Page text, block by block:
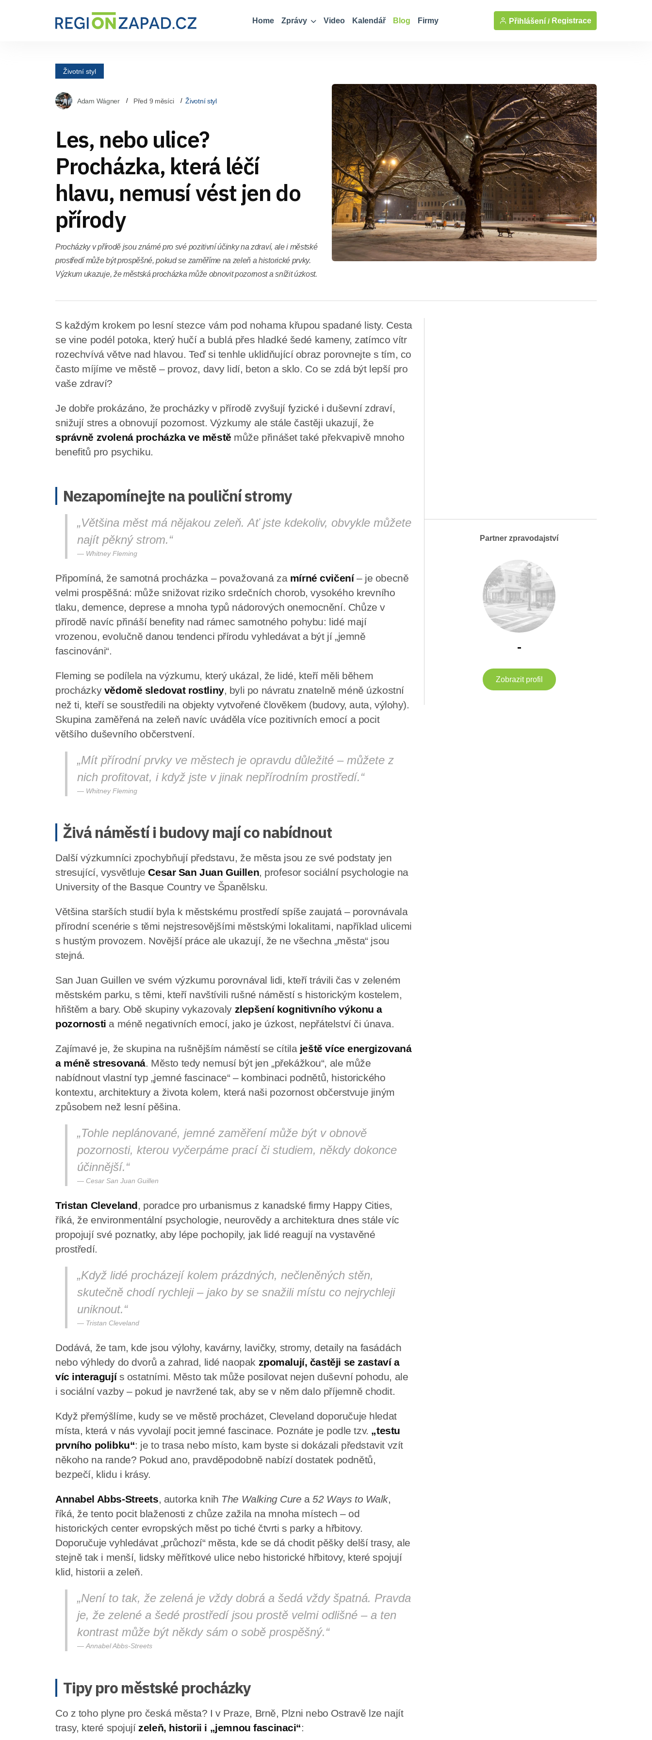
Home Zprávy Video Kalendář Blog Firmy Přihlášení / Registrace
Životní styl
Adam Wágner Před 9 měsíci Životní styl
Les, nebo ulice?
Procházka, která léčí
hlavu, nemusí vést jen do
přírody
Procházky v přírodě jsou známé pro své pozitivní účinky na zdraví, ale i městské
prostředí může být prospěšné, pokud se zaměříme na zeleň a historické prvky.
Výzkum ukazuje, že městská procházka může obnovit pozornost a snížit úzkost.
S každým krokem po lesní stezce vám pod nohama křupou spadané listy. Cesta
se vine podél potoka, který hučí a bublá přes hladké šedé kameny, zatímco vítr
rozechvívá větve nad hlavou. Teď si tenhle uklidňující obraz porovnejte s tím, co
často míjíme ve městě – provoz, davy lidí, beton a sklo. Co se zdá být lepší pro
vaše zdraví?
Je dobře prokázáno, že procházky v přírodě zvyšují fyzické i duševní zdraví,
snižují stres a obnovují pozornost. Výzkumy ale stále častěji ukazují, že
správně zvolená procházka ve městě může přinášet také překvapivě mnoho
benefitů pro psychiku.
Nezapomínejte na pouliční stromy
„Většina měst má nějakou zeleň. Ať jste kdekoliv, obvykle můžete
najít pěkný strom.“
Whitney Fleming
Připomíná, že samotná procházka – považovaná za mírné cvičení– je obecně
velmi prospěšná: může snižovat riziko srdečních chorob, vysokého krevního
tlaku, demence, deprese a mnoha typů nádorových onemocnění. Chůze v
přírodě navíc přináší benefity nad rámec samotného pohybu: lidé mají
vrozenou, evolučně danou tendenci přírodu vyhledávat a být jí „jemně
fascinováni“.
Fleming se podílela na výzkumu, který ukázal, že lidé, kteří měli během
procházky vědomě sledovat rostliny, byli po návratu znatelně méně úzkostní
než ti, kteří se soustředili na objekty vytvořené člověkem (budovy, auta, výlohy).
Skupina zaměřená na zeleň navíc uváděla více pozitivních emocí a pocit
většího duševního občerstvení.
„Mít přírodní prvky ve městech je opravdu důležité – můžete z
nich profitovat, i když jste v jinak nepřírodním prostředí.“
Whitney Fleming
Živá náměstí i budovy mají co nabídnout
Další výzkumníci zpochybňují představu, že města jsou ze své podstaty jen
stresující, vysvětlujeCesar San Juan Guillen, profesor sociální psychologie na
University of the Basque Country ve Španělsku.
Většina starších studií byla k městskému prostředí spíše zaujatá – porovnávala
přírodní scenérie s těmi nejstresovějšími městskými lokalitami, například ulicemi
s hustým provozem. Novější práce ale ukazují, že ne všechna „města“ jsou
stejná.
San Juan Guillen ve svém výzkumu porovnával lidi, kteří trávili čas v zeleném
městském parku, s těmi, kteří navštívili rušné náměstí s historickým kostelem,
hřištěm a bary. Obě skupiny vykazovaly zlepšení kognitivního výkonu a
pozornosti a méně negativních emocí, jako je úzkost, nepřátelství či únava.
Zajímavé je, že skupina na rušnějším náměstí se cítila ještě více energizovaná
a méně stresovaná. Město tedy nemusí být jen „překážkou“, ale může
nabídnout vlastní typ „jemné fascinace“ – kombinaci podnětů, historického
kontextu, architektury a života kolem, která naši pozornost občerstvuje jiným
způsobem než lesní pěšina.
„Tohle neplánované, jemné zaměření může být v obnově
pozornosti, kterou vyčerpáme prací či studiem, někdy dokonce
účinnější.“
Cesar San Juan Guillen
Tristan Cleveland, poradce pro urbanismus z kanadské firmy Happy Cities,
říká, že environmentální psychologie, neurovědy a architektura dnes stále víc
propojují své poznatky, aby lépe pochopily, jak lidé reagují na vystavěné
prostředí.
„Když lidé procházejí kolem prázdných, nečleněných stěn,
skutečně chodí rychleji – jako by se snažili místu co nejrychleji
uniknout.“
Tristan Cleveland
Dodává, že tam, kde jsou výlohy, kavárny, lavičky, stromy, detaily na fasádách
nebo výhledy do dvorů a zahrad, lidé naopak zpomalují, častěji se zastaví a
víc interagujís ostatními. Město tak může posilovat nejen duševní pohodu, ale
i sociální vazby – pokud je navržené tak, aby se v něm dalo příjemně chodit.
Když přemýšlíme, kudy se ve městě procházet, Cleveland doporučuje hledat
místa, která v nás vyvolají pocit jemné fascinace. Poznáte je podle tzv. „testu
prvního polibku“: je to trasa nebo místo, kam byste si dokázali představit vzít
někoho na rande? Pokud ano, pravděpodobně nabízí dostatek podnětů,
bezpečí, klidu i krásy.
Annabel Abbs-Streets, autorka knih The Walking Cure a52 Ways to Walk,
říká, že tento pocit blaženosti z chůze zažila na mnoha místech – od
historických center evropských měst po tiché čtvrti s parky a hřbitovy.
Doporučuje vyhledávat „průchozí“ města, kde se dá chodit pěšky delší trasy, ale
stejně tak i menší, lidsky měřítkové ulice nebo historické hřbitovy, které spojují
klid, historii a zeleň.
„Není to tak, že zelená je vždy dobrá a šedá vždy špatná. Pravda
je, že zelené a šedé prostředí jsou prostě velmi odlišné – a ten
kontrast může být někdy sám o sobě prospěšný.“
Annabel Abbs-Streets
Tipy pro městské procházky
Co z toho plyne pro česká města? I v Praze, Brně, Plzni nebo Ostravě lze najít
trasy, které spojujízeleň, historii i „jemnou fascinaci“:
Partner zpravodajství
-
Zobrazit profil